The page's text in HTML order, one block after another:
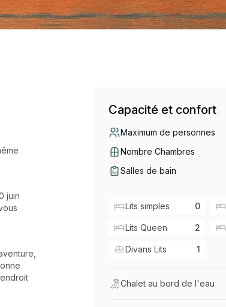
juin
Capacité et confort
Maximum de personnes
Nombre Chambres
Salles de bain
Lits simples 0
Lits Queen 2
Divans Lits 1
Chalet au bord de l'eau